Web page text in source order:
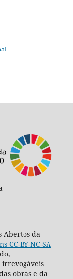
Abertos da
CC-BY-NC-SA
irrevogáveis
obras e da